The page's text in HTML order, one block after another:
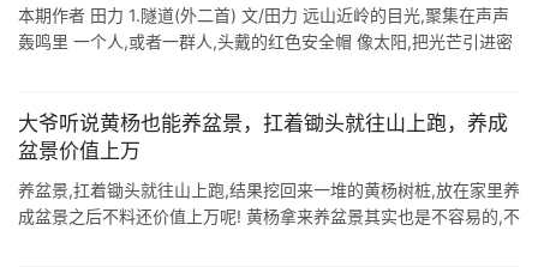
本期作者 田力 1.隧道(外二首) 文/田力 远山近岭的目光,聚集在声声
轰鸣里 一个人,或者一群人,头戴的红色安全帽 像太阳,把光芒引进密
大爷听说黄杨也能养盆景，扛着锄头就往山上跑，养成
盆景价值上万
养盆景,扛着锄头就往山上跑,结果挖回来一堆的黄杨树桩,放在家里养
成盆景之后不料还价值上万呢! 黄杨拿来养盆景其实也是不容易的,不